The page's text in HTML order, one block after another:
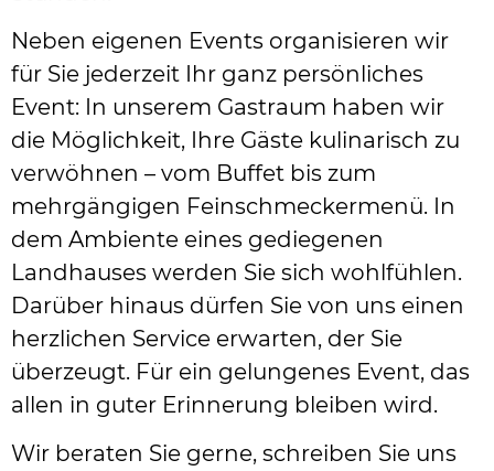
Neben eigenen Events organisieren wir
für Sie jederzeit Ihr ganz persönliches
Event: In unserem Gastraum haben wir
die Möglichkeit, Ihre Gäste kulinarisch zu
verwöhnen – vom Buffet bis zum
mehrgängigen Feinschmeckermenü. In
dem Ambiente eines gediegenen
Landhauses werden Sie sich wohlfühlen.
Darüber hinaus dürfen Sie von uns einen
herzlichen Service erwarten, der Sie
überzeugt. Für ein gelungenes Event, das
allen in guter Erinnerung bleiben wird.
Wir beraten Sie gerne, schreiben Sie uns